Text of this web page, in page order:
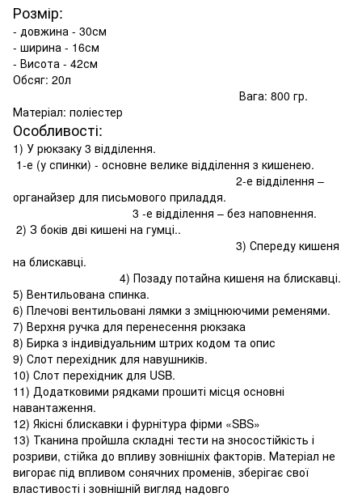
Розмір:
- довжина - 30см
- ширина - 16см
- Висота - 42см
Обсяг: 20л
Вага: 800 гр.
Матеріал: поліестер
Особливості:
1) У рюкзаку 3 відділення.
1-е (у спинки) - основне велике відділення з кишенею.
2-е відділення –
органайзер для письмового приладдя.
3 -е відділення – без наповнення.
2) З боків дві кишені на гумці..
3) Спереду кишеня
на блискавці.
4) Позаду потайна кишеня на блискавці.
5) Вентильована спинка.
6) Плечові вентильовані лямки з зміцнюючими ременями.
7) Верхня ручка для перенесення рюкзака
8) Бирка з індивідуальним штрих кодом та опис
9) Слот перехідник для навушників.
10) Слот перехідник для USB.
11) Додатковими рядками прошиті місця основні
навантаження.
12) Якісні блискавки і фурнітура фірми «SBS»
13) Тканина пройшла складні тести на зносостійкість і
розриви, стійка до впливу зовнішніх факторів. Матеріал не
вигорає під впливом сонячних променів, зберігає свої
властивості і зовнішній вигляд надовго